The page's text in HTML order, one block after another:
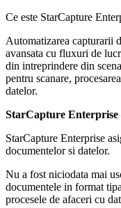
Ce este StarCapture
Automatizarea capturarii
avansata cu fluxuri de
din intreprindere din
pentru scanare,
datelor.
StarCapture Enterprise
StarCapture Enterprise
documentelor si datelor.
Nu a fost niciodata mai
documentele in format
procesele de afaceri cu